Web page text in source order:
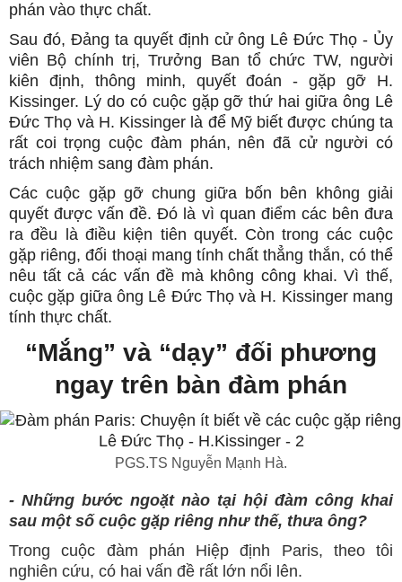
phán vào thực chất.
Sau đó, Đảng ta quyết định cử ông Lê Đức Thọ - Ủy
viên Bộ chính trị, Trưởng Ban tổ chức TW, người
kiên định, thông minh, quyết đoán - gặp gỡ H.
Kissinger. Lý do có cuộc gặp gỡ thứ hai giữa ông Lê
Đức Thọ và H. Kissinger là để Mỹ biết được chúng ta
rất coi trọng cuộc đàm phán, nên đã cử người có
trách nhiệm sang đàm phán.
Các cuộc gặp gỡ chung giữa bốn bên không giải
quyết được vấn đề. Đó là vì quan điểm các bên đưa
ra đều là điều kiện tiên quyết. Còn trong các cuộc
gặp riêng, đối thoại mang tính chất thẳng thắn, có thể
nêu tất cả các vấn đề mà không công khai. Vì thế,
cuộc gặp giữa ông Lê Đức Thọ và H. Kissinger mang
tính thực chất.
“Mắng” và “dạy” đối phương
ngay trên bàn đàm phán
PGS.TS Nguyễn Mạnh Hà.
- Những bước ngoặt nào tại hội đàm công khai
sau một số cuộc gặp riêng như thế, thưa ông?
Trong cuộc đàm phán Hiệp định Paris, theo tôi
nghiên cứu, có hai vấn đề rất lớn nổi lên.